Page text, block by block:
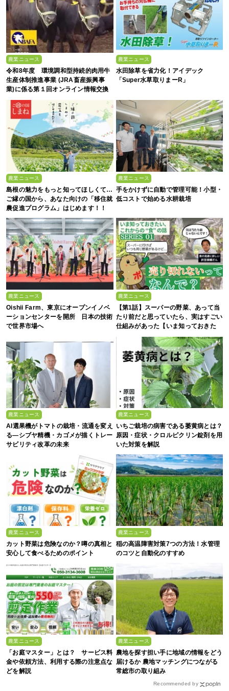
農業ニュース
令和8年度 環境調和型持続的肉用牛
生産体制推進事業 (JRA畜産振興事
業)に係る第１回オンライン情報交換
会
農業ニュース
水田除草を省力化！アイデック
「Super水草取りまーR」
農業ニュース
島根の魅力をもっと知ってほしくて…
ご縁の国から、あなた向けの「移住就
農促進プログラム」はじめます！！
農業ニュース
手をかけずに自動で管理可能！小型・
低コストで始める水耕栽培
農業ニュース
Oishii Farm、東京にオープンイノベ
ーションセンターを開所 日本の技術
で世界市場へ
農業ニュース
【第1話】スーパーの野菜、あって当
たり前だと思っていたら、実はすごい
仕組みがあった【いま知っておきた
農業ニュース
AI選果機がトマトの栽培・流通を変え
る―シブヤ精機・カゴメが描くトレー
サビリティ改革の未来
農業ニュース
いちご栽培の病害である萎黄病とは？
原因・症状・クロルピクリン錠剤を用
いた対策を解説
農業ニュース
カット野菜は危険なのか？噂の真相と
安心して食べるためのポイント
農業ニュース
稲の高温障害対策7つの方法！水管理
のコツと自動化のすすめ
農業ニュース
「お庭マスター」とは？ サービス料
金や依頼方法、利用する際の注意点な
どを解説
農業ニュース
農地を探す担い手に地域の情報をどう
届けるか 農地マッチングにつながる
常総市の取り組み
Recommended by